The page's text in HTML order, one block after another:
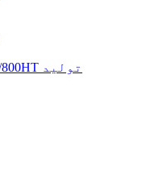
Incoloy800/ 800H/800HT تولید